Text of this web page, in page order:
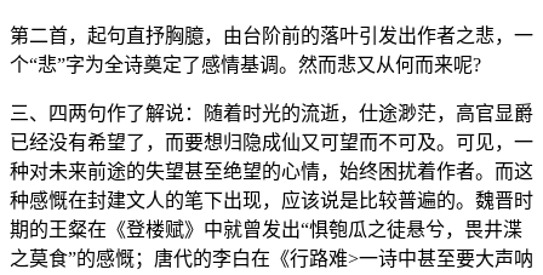
第二首，起句直抒胸臆，由台阶前的落叶引发出作者之悲，一
个“悲”字为全诗奠定了感情基调。然而悲又从何而来呢?
三、四两句作了解说：随着时光的流逝，仕途渺茫，高官显爵
已经没有希望了，而要想归隐成仙又可望而不可及。可见，一
种对未来前途的失望甚至绝望的心情，始终困扰着作者。而这
种感慨在封建文人的笔下出现，应该说是比较普遍的。魏晋时
期的王粲在《登楼赋》中就曾发出“惧匏瓜之徒悬兮，畏井渫
之莫食”的感慨；唐代的李白在《行路难>一诗中甚至要大声呐